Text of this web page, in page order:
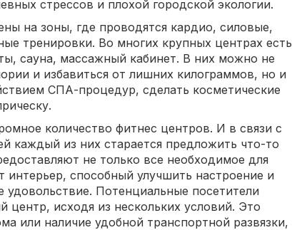
стрессов и плохой городской экологии.
на зоны, где проводятся кардио, силовые,
тренировки. Во многих крупных центрах есть
сауна, массажный кабинет. В них можно не
и избавиться от лишних килограммов, но и
СПА-процедур, сделать косметические
количество фитнес центров. И в связи с
каждый из них старается предложить что-то
не только все необходимое для
интерьер, способный улучшить настроение и
удовольствие. Потенциальные посетители
центр, исходя из нескольких условий. Это
или наличие удобной транспортной развязки,